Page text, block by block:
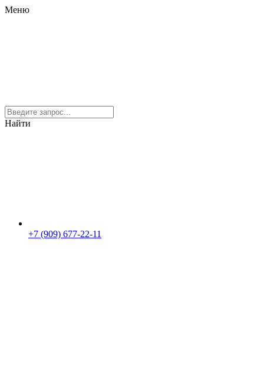
Меню
Найти
+7 (909) 677-22-11